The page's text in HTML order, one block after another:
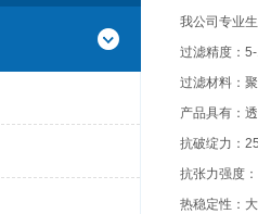
我公司专业
过滤精度：
过滤材料：
产品具有：
抗破绽力：
抗张力强度：
热稳定性：大